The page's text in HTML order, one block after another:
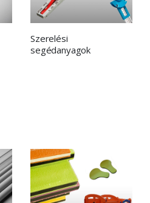
Szerelési
segédanyagok